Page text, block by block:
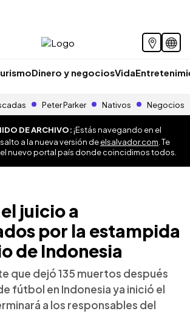
Dinero y negociosVida
Peter Parker Nativos Negocios
DE ARCHIVO:¡Estás navegando en el
a la nueva versión deelsalvador.com . Te
nuevo portal país donde coincidimos todos.
juicio a
por la estampida
de Indonesia
que dejó 135 muertos después
fútbol en Indonesia ya inició el
a los responsables del